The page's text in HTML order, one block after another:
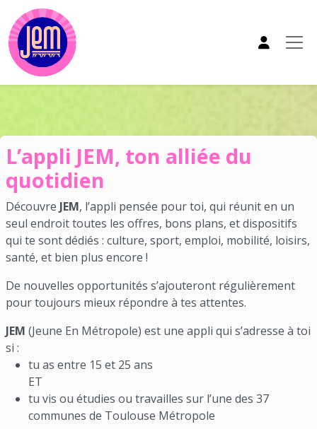
Aller au contenu principal
Appli JEM
L’appli JEM, ton alliée du
quotidien
Découvre JEM, l’appli pensée pour toi, qui réunit en un
seul endroit toutes les offres, bons plans, et dispositifs
qui te sont dédiés : culture, sport, emploi, mobilité, loisirs,
santé, et bien plus encore !
De nouvelles opportunités s’ajouteront régulièrement
pour toujours mieux répondre à tes attentes.
JEM (Jeune En Métropole) est une appli qui s’adresse à toi
si :
tu as entre 15 et 25 ans
ET
tu vis ou étudies ou travailles sur l’une des 37
communes de Toulouse Métropole